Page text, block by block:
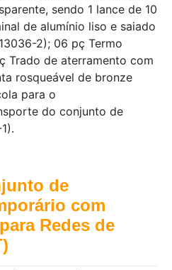
sendo 1 lance de 10
de alumínio liso e saiado
2); 06 pç Termo
Trado de aterramento com
rosqueável de bronze
para o
do conjunto de
de
com
Redes de